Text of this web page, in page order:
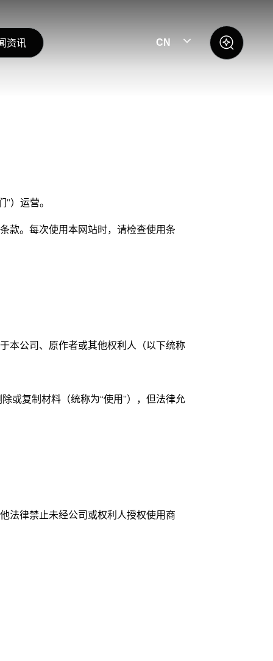
资讯 CN
）运营。
款。每次使用本网站时，请检查使用条
本公司、原作者或其他权利人（以下统称
或复制材料（统称为“使用”），但法律允
法律禁止未经公司或权利人授权使用商